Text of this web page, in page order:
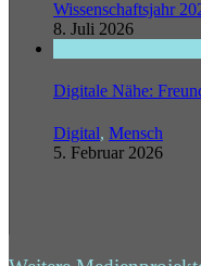
Wissenschaftsjahr
8. Juli 2026
Digitale Nähe:
Digital, Mensch
5. Februar 2026